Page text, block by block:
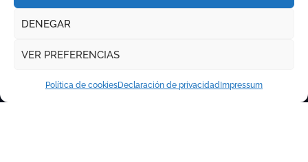
DENEGAR
VER PREFERENCIAS
Política de cookiesDeclaración de privacidad Impressum